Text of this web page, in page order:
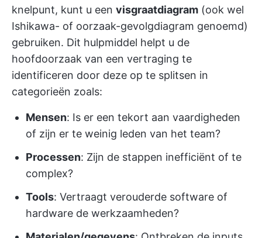
knelpunt, kunt u een visgraatdiagram (ook wel
Ishikawa- of oorzaak-gevolgdiagram genoemd)
gebruiken. Dit hulpmiddel helpt u de
hoofdoorzaak van een vertraging te
identificeren door deze op te splitsen in
categorieën zoals:
Mensen: Is er een tekort aan vaardigheden
of zijn er te weinig leden van het team?
Processen: Zijn de stappen inefficiënt of te
complex?
Tools: Vertraagt verouderde software of
hardware de werkzaamheden?